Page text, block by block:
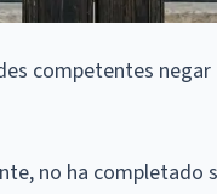
competentes
no ha